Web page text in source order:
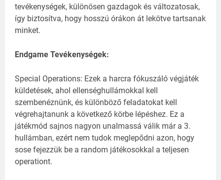
tevékenységek, különösen gazdagok és változatosak,
így biztosítva, hogy hosszú órákon át lekötve tartsanak
minket.
Endgame Tevékenységek:
Special Operations: Ezek a harcra fókuszáló végjáték
küldetések, ahol ellenséghullámokkal kell
szembenéznünk, és különböző feladatokat kell
végrehajtanunk a következő körbe lépéshez. Ez a
játékmód sajnos nagyon unalmassá válik már a 3.
hullámban, ezért nem tudok meglepődni azon, hogy
sose fejezzük be a random játékosokkal a teljesen
operationt.